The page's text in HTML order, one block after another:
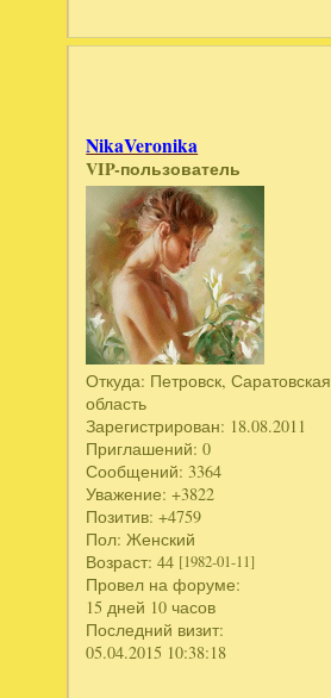
NikaVeronika
VIP-пользователь
Откуда: Петровск, Саратовская
область
Зарегистрирован: 18.08.2011
Приглашений: 0
Сообщений: 3364
Уважение: +3822
Позитив: +4759
Пол: Женский
Возраст: 44 [1982-01-11]
Провел на форуме:
15 дней 10 часов
Последний визит:
05.04.2015 10:38:18